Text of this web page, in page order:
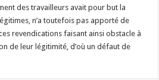
des travailleurs avait pour but la
n’a toutefois pas apporté de
revendications faisant ainsi obstacle à
de leur légitimité, d’où un défaut de